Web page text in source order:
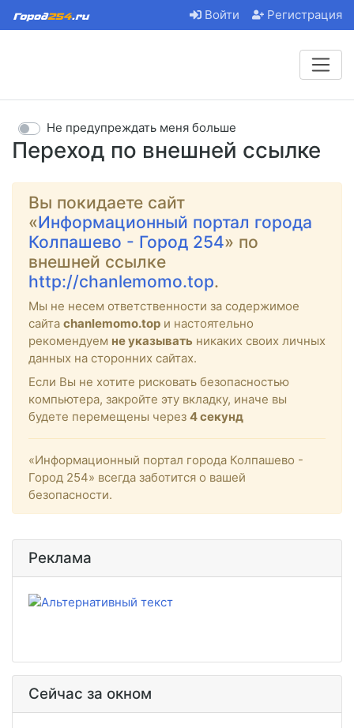
Войти Регистрация
Переход по внешней ссылке
Не предупреждать меня больше
Вы покидаете сайт
«Информационный портал города
Колпашево - Город 254» по
внешней ссылке
http://chanlemomo.top.
Мы не несем ответственности за содержимое
сайта chanlemomo.top и настоятельно
рекомендуем не указывать никаких своих личных
данных на сторонних сайтах.
Если Вы не хотите рисковать безопасностью
компьютера, закройте эту вкладку, иначе вы
будете перемещены через 4секунд
«Информационный портал города Колпашево -
Город 254» всегда заботится о вашей
безопасности.
Реклама
Сейчас за окном